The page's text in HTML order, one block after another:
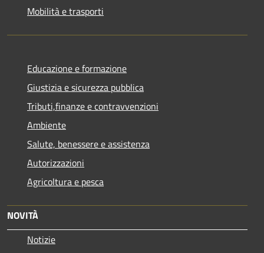
Mobilità e trasporti
Educazione e formazione
Giustizia e sicurezza pubblica
Tributi,finanze e contravvenzioni
Ambiente
Salute, benessere e assistenza
Autorizzazioni
Agricoltura e pesca
NOVITÀ
Notizie